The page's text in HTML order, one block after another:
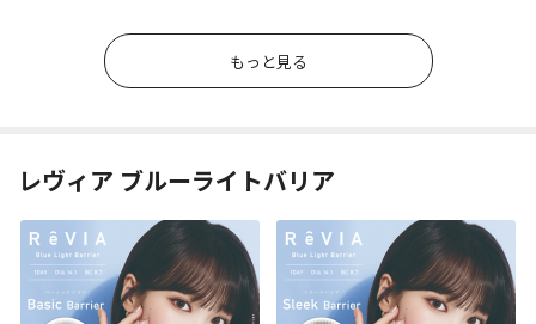
もっと見る
レヴィア ブルーライトバリア